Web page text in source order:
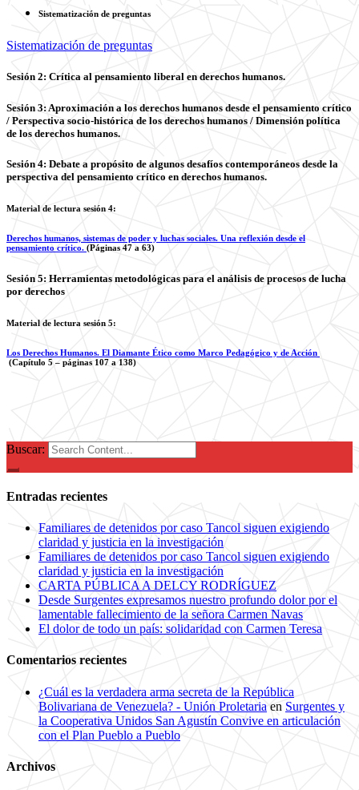
Sistematización de preguntas
Sistematización de preguntas
Sesión 2: Crítica al pensamiento liberal en derechos humanos.
Sesión 3: Aproximación a los derechos humanos desde el pensamiento crítico
/ Perspectiva socio-histórica de los derechos humanos / Dimensión política
de los derechos humanos.
Sesión 4: Debate a propósito de algunos desafíos contemporáneos desde la
perspectiva del pensamiento crítico en derechos humanos.
Material de lectura sesión 4:
Derechos humanos, sistemas de poder y luchas sociales. Una reflexión desde el
pensamiento crítico. (Páginas 47 a 63)
Sesión 5: Herramientas metodológicas para el análisis de procesos de lucha
por derechos
Material de lectura sesión 5:
Los Derechos Humanos. El Diamante Ético como Marco Pedagógico y de Acción
(Capítulo 5 – páginas 107 a 138)
Buscar:
Entradas recientes
Familiares de detenidos por caso Tancol siguen exigiendo
claridad y justicia en la investigación
Familiares de detenidos por caso Tancol siguen exigiendo
claridad y justicia en la investigación
CARTA PÚBLICA A DELCY RODRÍGUEZ
Desde Surgentes expresamos nuestro profundo dolor por el
lamentable fallecimiento de la señora Carmen Navas
El dolor de todo un país: solidaridad con Carmen Teresa
Comentarios recientes
¿Cuál es la verdadera arma secreta de la República
Bolivariana de Venezuela? - Unión Proletaria en Surgentes y
la Cooperativa Unidos San Agustín Convive en articulación
con el Plan Pueblo a Pueblo
Archivos